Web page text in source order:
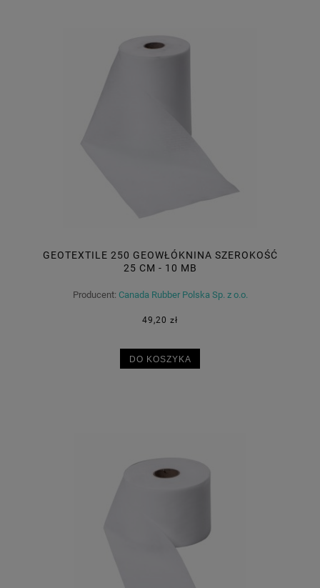
GEOTEXTILE 250 GEOWŁÓKNINA SZEROKOŚĆ
25 CM - 10 MB
Producent: Canada Rubber Polska Sp. z o.o.
49,20 zł
DO KOSZYKA